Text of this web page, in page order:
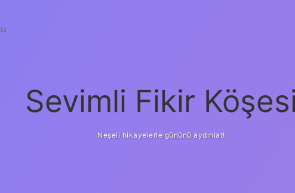
Sevimli Fikir
Neşeli hikayelerle gününü aydınlat!